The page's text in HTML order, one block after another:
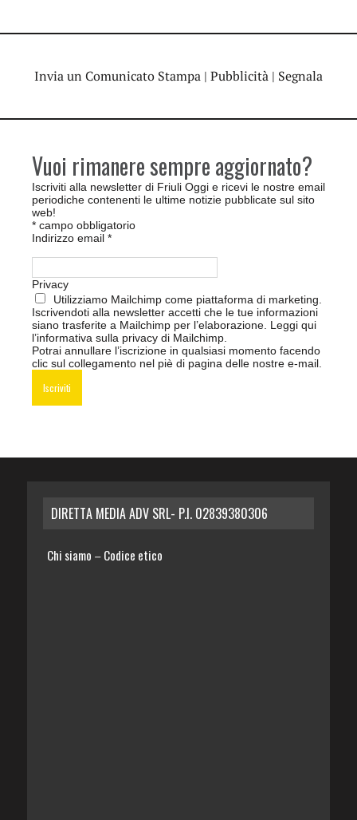
Invia un Comunicato Stampa | Pubblicità | Segnala
Vuoi rimanere sempre aggiornato?
Iscriviti alla newsletter di Friuli Oggi e ricevi le nostre email
periodiche contenenti le ultime notizie pubblicate sul sito
web!
* campo obbligatorio
Indirizzo email *
Privacy
Utilizziamo Mailchimp come piattaforma di marketing.
Iscrivendoti alla newsletter accetti che le tue informazioni
siano trasferite a Mailchimp per l’elaborazione. Leggi qui
l’informativa sulla privacy di Mailchimp
Potrai annullare l’iscrizione in qualsiasi momento facendo
clic sul collegamento nel piè di pagina delle nostre e-mail.
DIRETTA MEDIA ADV SRL- P.I. 02839380306
Chi siamo – Codice etico